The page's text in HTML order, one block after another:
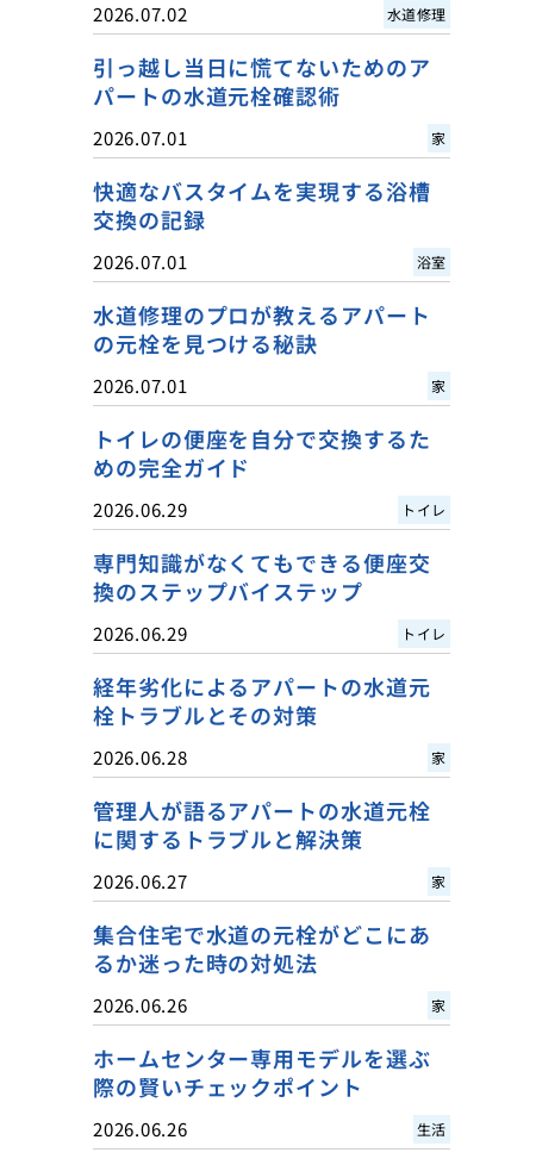
2026.07.02 水道修理
引っ越し当日に慌てないためのア
パートの水道元栓確認術
2026.07.01 家
快適なバスタイムを実現する浴槽
交換の記録
2026.07.01 浴室
水道修理のプロが教えるアパート
の元栓を見つける秘訣
2026.07.01 家
トイレの便座を自分で交換するた
めの完全ガイド
2026.06.29 トイレ
専門知識がなくてもできる便座交
換のステップバイステップ
2026.06.29 トイレ
経年劣化によるアパートの水道元
栓トラブルとその対策
2026.06.28 家
管理人が語るアパートの水道元栓
に関するトラブルと解決策
2026.06.27 家
集合住宅で水道の元栓がどこにあ
るか迷った時の対処法
2026.06.26 家
ホームセンター専用モデルを選ぶ
際の賢いチェックポイント
2026.06.26 生活